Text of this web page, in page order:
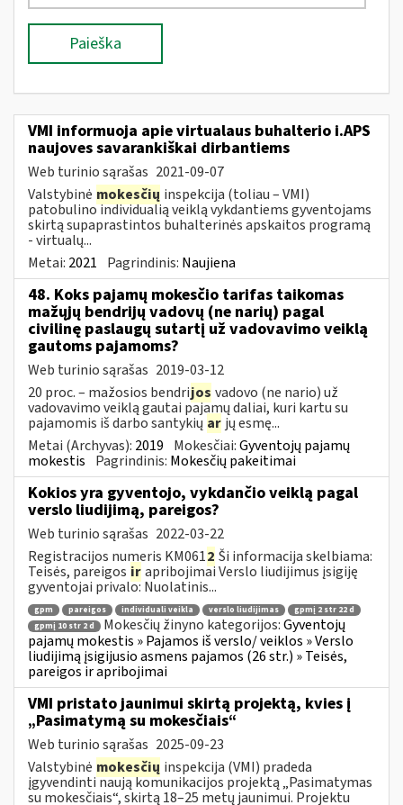
Paieška
VMI informuoja apie virtualaus buhalterio i.APS
naujoves savarankiškai dirbantiems
Web turinio sąrašas 2021-09-07
Valstybinė mokesčių inspekcija (toliau – VMI)
patobulino individualią veiklą vykdantiems gyventojams
skirtą supaprastintos buhalterinės apskaitos programą
- virtualų...
Metai: 2021 Pagrindinis: Naujiena
48. Koks pajamų mokesčio tarifas taikomas
mažųjų bendrijų vadovų (ne narių) pagal
civilinę paslaugų sutartį už vadovavimo veiklą
gautoms pajamoms?
Web turinio sąrašas 2019-03-12
20 proc. – mažosios bendrijos vadovo (ne nario) už
vadovavimo veiklą gautai pajamų daliai, kuri kartu su
pajamomis iš darbo santykių ar jų esmę...
Metai (Archyvas): 2019 Mokesčiai:Gyventojų pajamų
mokestis Pagrindinis: Mokesčių pakeitimai
Kokios yra gyventojo, vykdančio veiklą pagal
verslo liudijimą, pareigos?
Web turinio sąrašas 2022-03-22
Registracijos numeris KM0612 Ši informacija skelbiama:
Teisės, pareigos irapribojimai Verslo liudijimus įsigiję
gyventojai privalo: Nuolatinis...
gpm pareigos individuali veikla verslo liudijimas
gpmį 2 str 22 d
gpmį 10 str 2 d
Mokesčių žinyno kategorijos:Gyventojų
pajamų mokestis » Pajamos iš verslo/ veiklos » Verslo
liudijimą įsigijusio asmens pajamos (26 str.) » Teisės,
pareigos ir apribojimai
VMI pristato jaunimui skirtą projektą, kvies į
„Pasimatymą su mokesčiais“
Web turinio sąrašas 2025-09-23
Valstybinė mokesčių inspekcija (VMI) pradeda
įgyvendinti naują komunikacijos projektą „Pasimatymas
su mokesčiais“, skirtą 18–25 metų jaunimui. Projektu